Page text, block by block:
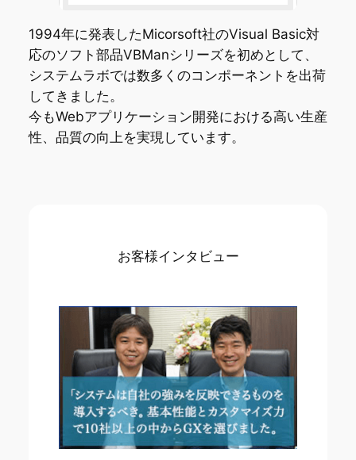
1994年に発表したMicorsoft社のVisual Basic対
応のソフト部品VBManシリーズを初めとして、
システムラボでは数多くのコンポーネントを出荷
してきました。
今もWebアプリケーション開発における高い生産
性、品質の向上を実現しています。
お客様インタビュー